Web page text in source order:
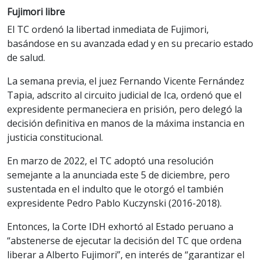
Fujimori libre
El TC ordenó la libertad inmediata de Fujimori,
basándose en su avanzada edad y en su precario estado
de salud.
La semana previa, el juez Fernando Vicente Fernández
Tapia, adscrito al circuito judicial de Ica, ordenó que el
expresidente permaneciera en prisión, pero delegó la
decisión definitiva en manos de la máxima instancia en
justicia constitucional.
En marzo de 2022, el TC adoptó una resolución
semejante a la anunciada este 5 de diciembre, pero
sustentada en el indulto que le otorgó el también
expresidente Pedro Pablo Kuczynski (2016-2018).
Entonces, la Corte IDH exhortó al Estado peruano a
“abstenerse de ejecutar la decisión del TC que ordena
liberar a Alberto Fujimori”, en interés de “garantizar el